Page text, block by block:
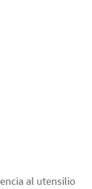
al utensilio